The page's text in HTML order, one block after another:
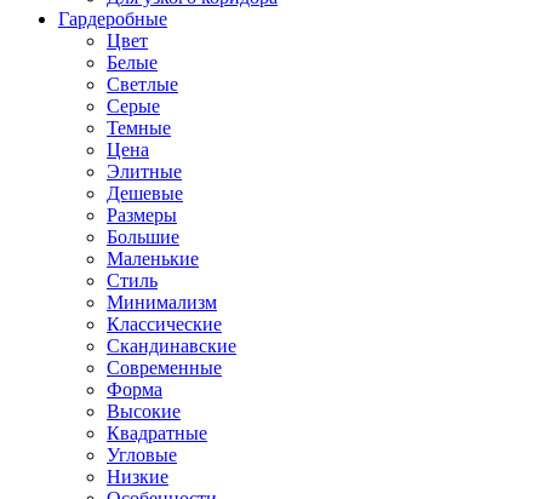
Гардеробные
Цвет
Белые
Светлые
Серые
Темные
Цена
Элитные
Дешевые
Размеры
Большие
Маленькие
Стиль
Минимализм
Классические
Скандинавские
Современные
Форма
Высокие
Квадратные
Угловые
Низкие